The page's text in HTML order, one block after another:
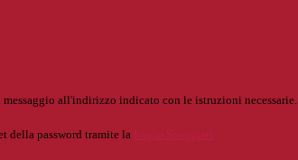
all'indirizzo indicato con le istruzioni necessarie.
della password tramite la Login Spaggiari